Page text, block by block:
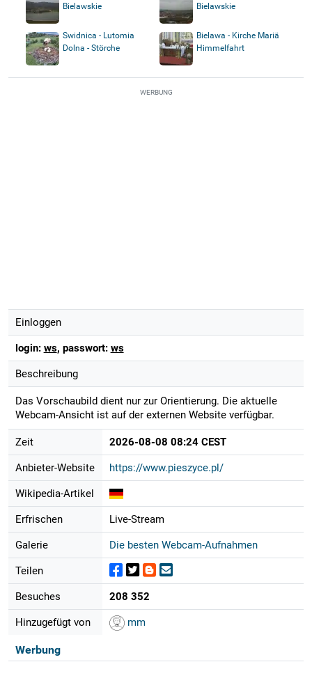
Bielawskie
Bielawskie
Swidnica - Lutomia
Dolna - Störche
Bielawa - Kirche Mariä
Himmelfahrt
WERBUNG
Einloggen
login: ws, passwort: ws
Beschreibung
Das Vorschaubild dient nur zur Orientierung. Die aktuelle
Webcam-Ansicht ist auf der externen Website verfügbar.
Zeit 2026-08-08 08:24 CEST
Anbieter-Website https://www.pieszyce.pl/
Wikipedia-Artikel
Erfrischen Live-Stream
Galerie Die besten Webcam-Aufnahmen
Teilen
Besuches 208 352
Hinzugefügt von mm
Werbung